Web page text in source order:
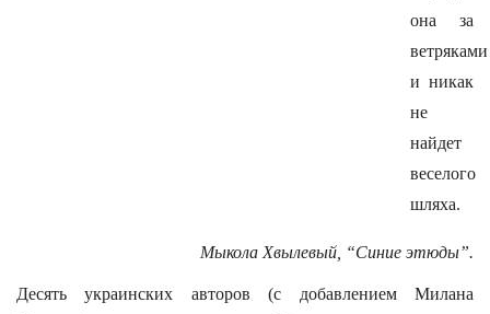
она за
ветряками
и никак
не
найдет
веселого
шляха.
Мыкола Хвылевый, “Синие этюды”.
Десять украинских авторов (с добавлением Милана